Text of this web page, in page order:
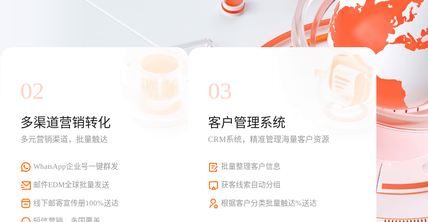
02
多渠道营销转化
多元营销渠道，批量触达
WhatsApp企业号一键群发
邮件EDM全球批量发送
线下邮寄宣传册100%送达
03
客户管理系统
CRM系统，精准管理海量客户资源
批量整理客户信息
获客线索自动分组
根据客户分类批量触达%送达